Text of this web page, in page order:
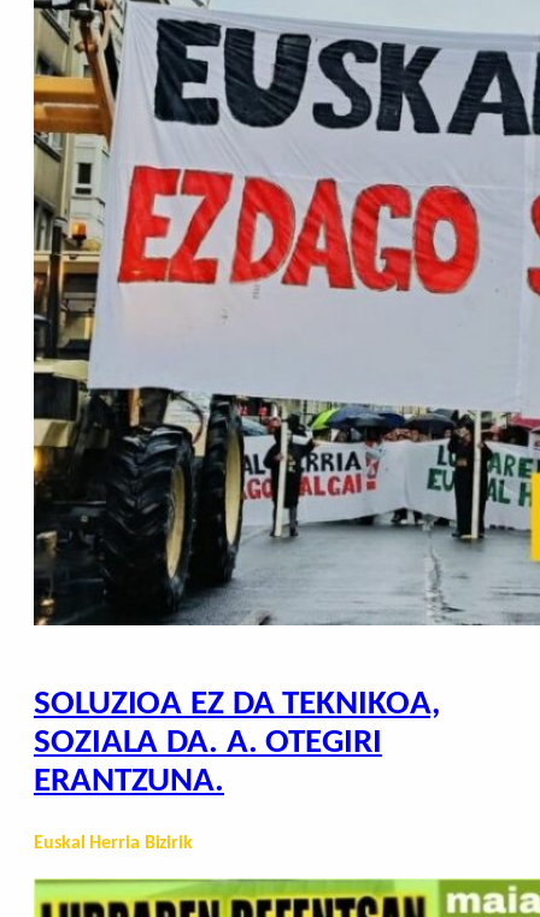
SOLUZIOA EZ DA TEKNIKOA,
SOZIALA DA. A. OTEGIRI
ERANTZUNA.
Euskal Herria Bizirik